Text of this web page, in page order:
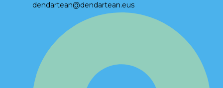
dendartean@dendartean.eus